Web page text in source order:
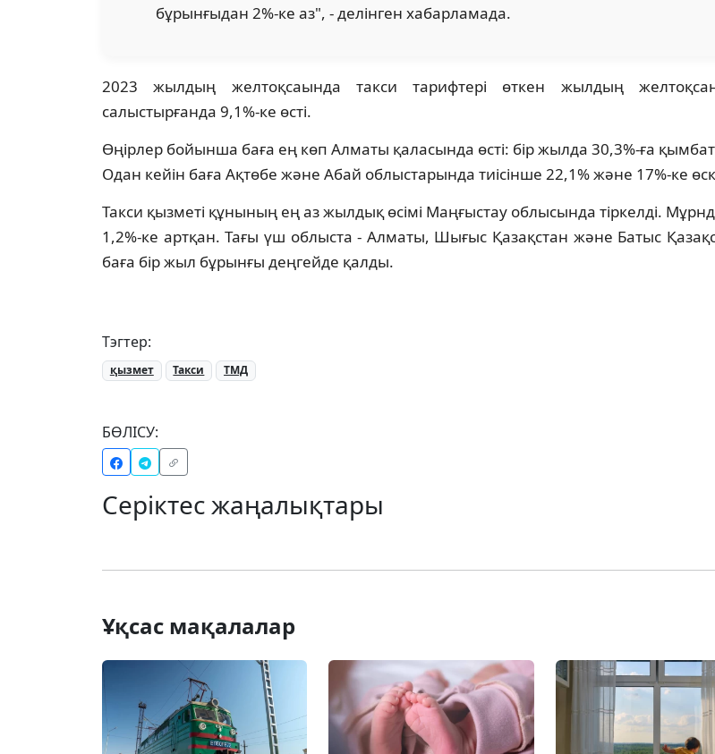
бұрынғыдан 2%-ке аз", - делінген хабарламада.
2023 жылдың желтоқсаында такси тарифтері өткен жылдың
салыстырғанда 9,1%-ке өсті.
Өңірлер бойынша баға ең көп Алматы қаласында өсті: бір жылда 30,3%-ға
Одан кейін баға Ақтөбе және Абай облыстарында тиісінше 22,1% және 17%-ке
Такси қызметі құнының ең аз жылдық өсімі Маңғыстау облысында тіркелді.
1,2%-ке артқан. Тағы үш облыста - Алматы, Шығыс Қазақстан және Батыс
баға бір жыл бұрынғы деңгейде қалды.
Тэгтер:
қызмет Такси ТМД
БӨЛІСУ:
Серіктес жаңалықтары
Ұқсас мақалалар